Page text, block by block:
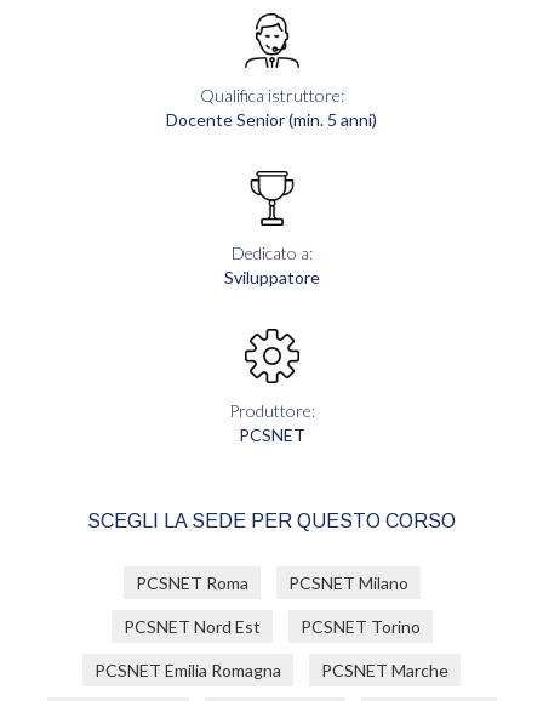
Qualifica istruttore:
Docente Senior (min. 5 anni)
Dedicato a:
Sviluppatore
Produttore:
PCSNET
SCEGLI LA SEDE PER QUESTO CORSO
PCSNET Roma PCSNET Milano
PCSNET Nord Est PCSNET Torino
PCSNET Emilia Romagna PCSNET Marche